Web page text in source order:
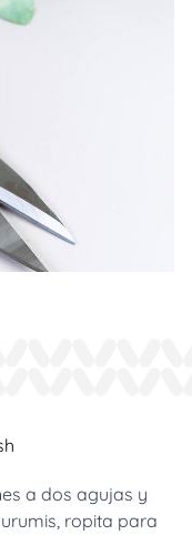
a dos agujas y
ropita para